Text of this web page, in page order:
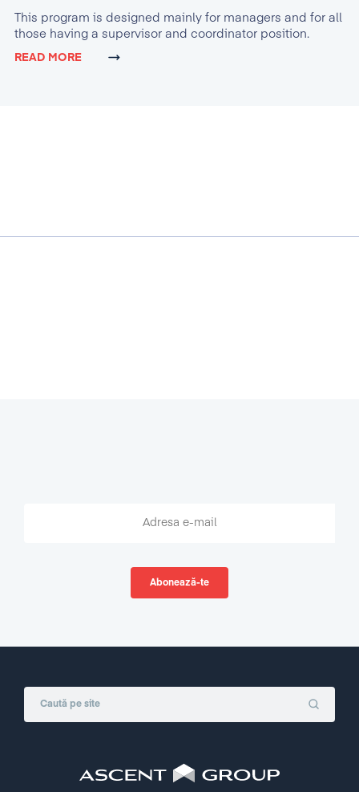
This program is designed mainly for managers and for all
those having a supervisor and coordinator position.
READ MORE